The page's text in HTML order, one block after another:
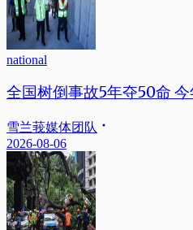
national
全国树倒事故5年夺50命
雪兰莪媒体团队
2026-08-06